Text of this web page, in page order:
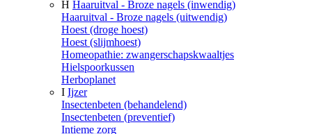
H Haaruitval - Broze nagels (inwendig)
Haaruitval - Broze nagels (uitwendig)
Hoest (droge hoest)
Hoest (slijmhoest)
Homeopathie: zwangerschapskwaaltjes
Hielspoorkussen
Herboplanet
I Ijzer
Insectenbeten (behandelend)
Insectenbeten (preventief)
Intieme zorg